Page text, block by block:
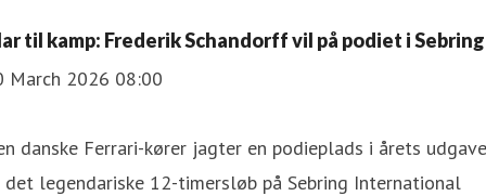
til kamp: Frederik Schandorff vil på podiet i Sebring
March 2026 08:00
danske Ferrari-kører jagter en podieplads i årets udgave
legendariske 12-timersløb på Sebring International